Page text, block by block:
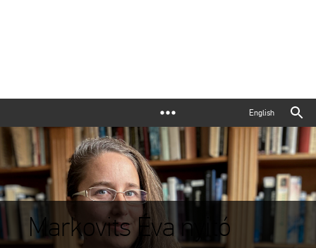
English
Markovits Éva nyitó